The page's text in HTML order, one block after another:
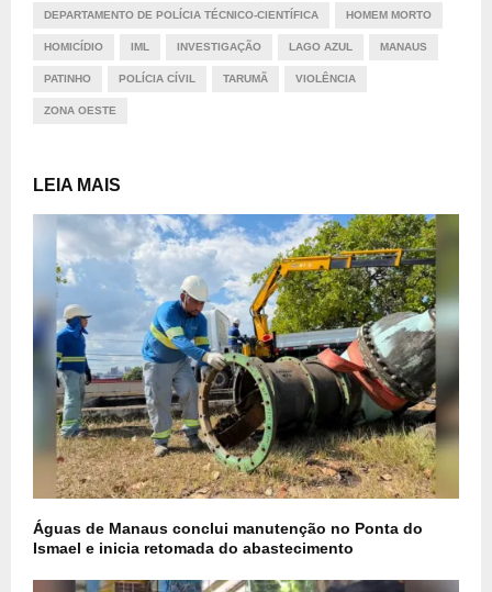
DEPARTAMENTO DE POLÍCIA TÉCNICO-CIENTÍFICA HOMEM MORTO
HOMICÍDIO IML INVESTIGAÇÃO LAGO AZUL MANAUS
PATINHO POLÍCIA CÍVIL TARUMÃ VIOLÊNCIA
ZONA OESTE
LEIA MAIS
Águas de Manaus conclui manutenção no Ponta do
Ismael e inicia retomada do abastecimento